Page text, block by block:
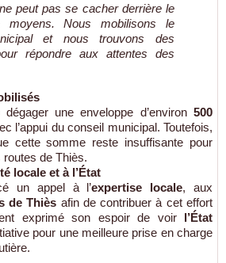
peut pas se cacher derrière le
moyens. Nous mobilisons le
et nous trouvons des
répondre aux attentes des
une enveloppe d’environ 500
l’appui du conseil municipal. Toutefois,
cette somme reste insuffisante pour
routes de Thiès.
locale et à l’État
un appel à l’expertise locale, aux
de Thiès afin de contribuer à cet effort
exprimé son espoir de voir l’État
pour une meilleure prise en charge